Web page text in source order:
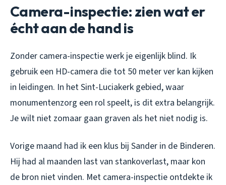
Camera-inspectie: zien wat er
écht aan de hand is
Zonder camera-inspectie werk je eigenlijk blind. Ik
gebruik een HD-camera die tot 50 meter ver kan kijken
in leidingen. In het Sint-Luciakerk gebied, waar
monumentenzorg een rol speelt, is dit extra belangrijk.
Je wilt niet zomaar gaan graven als het niet nodig is.
Vorige maand had ik een klus bij Sander in de Binderen.
Hij had al maanden last van stankoverlast, maar kon
de bron niet vinden. Met camera-inspectie ontdekte ik